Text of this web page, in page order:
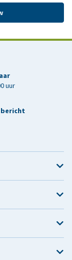
uur
bericht